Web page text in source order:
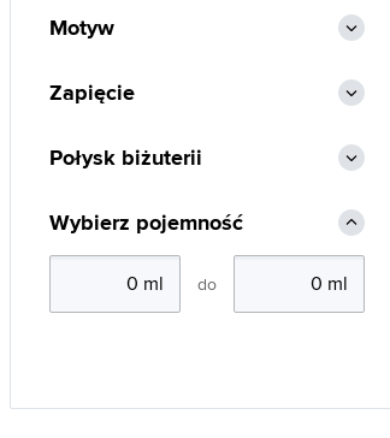
Motyw
Zapięcie
Połysk biżuterii
Wybierz pojemność
do